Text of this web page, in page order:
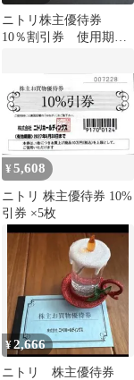
ニトリ株主優待券
10％割引券 使用期限
¥5,608
ニトリ 株主優待券 10%
引券 ×5枚
¥2,666
ニトリ 株主優待券